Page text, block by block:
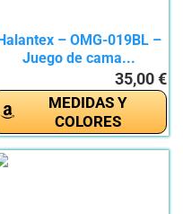
Halantex – OMG-019BL –
Juego de cama...
35,00 €
MEDIDAS Y
COLORES